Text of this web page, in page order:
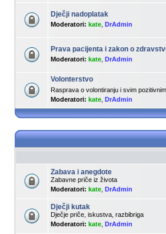
Dječji nadoplatak
Moderatori: kate DrAdmin
Prava pacijenta i zakon o
Moderatori: kate DrAdmin
Volonterstvo
Rasprava o volontiranju i svim
Moderatori: kate DrAdmin
Zabava i anegdote
Zabavne priče iz života
Moderatori: kate DrAdmin
Dječji kutak
Dječje priče, iskustva, razbibriga
Moderatori: kate DrAdmin